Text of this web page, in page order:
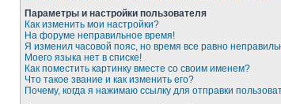
Параметры и настройки пользователя
Как изменить мои настройки?
На форуме неправильное время!
Я изменил часовой пояс, но время все равно
Моего языка нет в списке!
Как поместить картинку вместе со своим именем?
Что такое звание и как изменить его?
Почему, когда я нажимаю ссылку для отправки